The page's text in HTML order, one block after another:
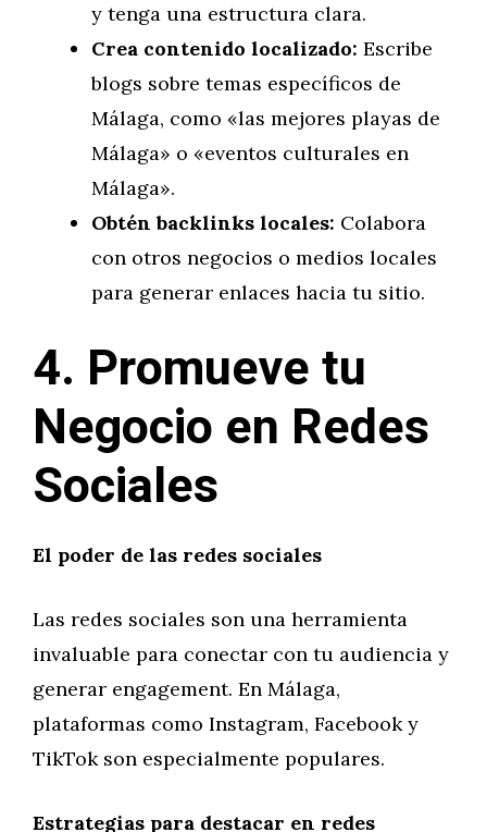
y tenga una estructura clara.
Crea contenido localizado: Escribe
blogs sobre temas específicos de
Málaga, como «las mejores playas de
Málaga» o «eventos culturales en
Málaga».
Obtén backlinks locales: Colabora
con otros negocios o medios locales
para generar enlaces hacia tu sitio.
4. Promueve tu
Negocio en Redes
Sociales
El poder de las redes sociales
Las redes sociales son una herramienta
invaluable para conectar con tu audiencia y
generar engagement. En Málaga,
plataformas como Instagram, Facebook y
TikTok son especialmente populares.
Estrategias para destacar en redes